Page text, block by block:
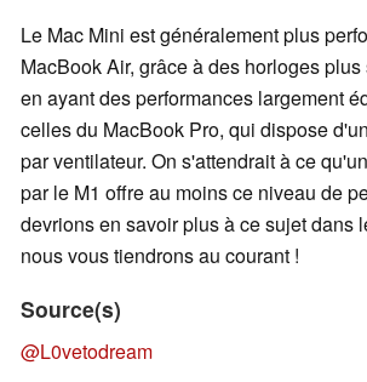
Le Mac Mini est généralement plus
MacBook Air, grâce à des horloges
en ayant des performances largement
celles du MacBook Pro, qui dispose
par ventilateur. On s'attendrait à ce
par le M1 offre au moins ce niveau de
devrions en savoir plus à ce sujet dans
nous vous tiendrons au courant !
Source(s)
@L0vetodream